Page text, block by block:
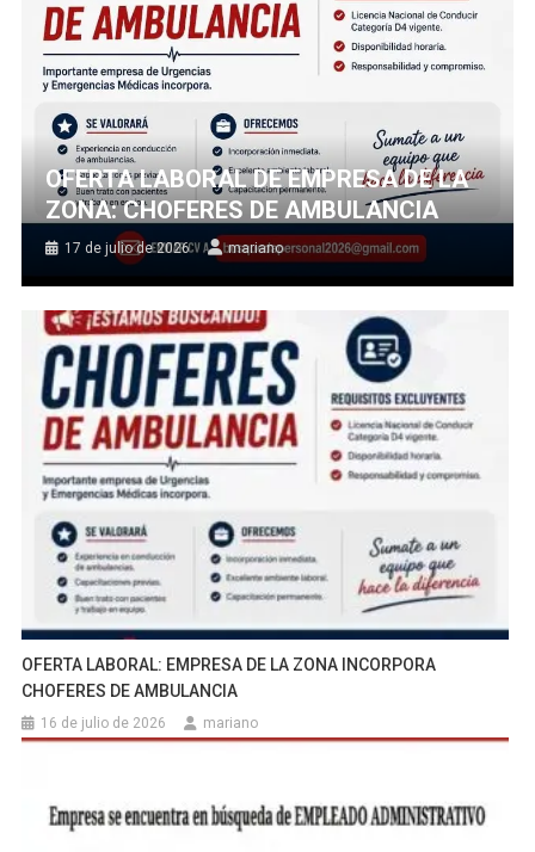
OFERTA LABORAL DE EMPRESA DE LA
ZONA: CHOFERES DE AMBULANCIA
17 de julio de 2026 mariano
OFERTA LABORAL: EMPRESA DE LA ZONA INCORPORA
CHOFERES DE AMBULANCIA
16 de julio de 2026 mariano